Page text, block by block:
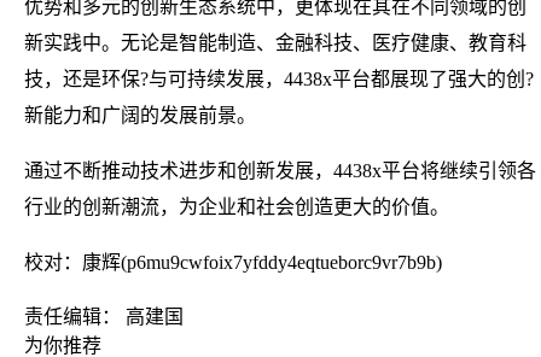
优势和多元的创新生态系统中，更体现在其在不同领域的创
新实践中。无论是智能制造、金融科技、医疗健康、教育科
技，还是环保?与可持续发展，4438x平台都展现了强大的创?
新能力和广阔的发展前景。
通过不断推动技术进步和创新发展，4438x平台将继续引领各
行业的创新潮流，为企业和社会创造更大的价值。
校对：康辉(p6mu9cwfoix7yfddy4eqtueborc9vr7b9b)
责任编辑： 高建国
为你推荐